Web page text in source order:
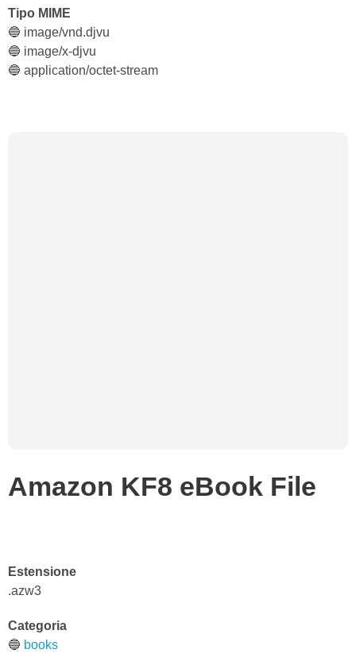
Tipo MIME
🔵 image/vnd.djvu
🔵 image/x-djvu
🔵 application/octet-stream
Amazon KF8 eBook File
Estensione
.azw3
Categoria
🔵 books